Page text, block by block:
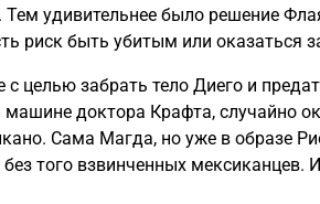
Тем удивительнее было решение
риск быть убитым или оказаться
целью забрать тело Диего и
доктора Крафта, случайно
Сама Магда, но уже в образе
того взвинченных мексиканцев.